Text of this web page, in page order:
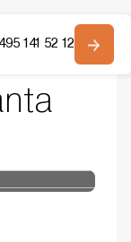
141 52 12
(ВАЗ) Granta